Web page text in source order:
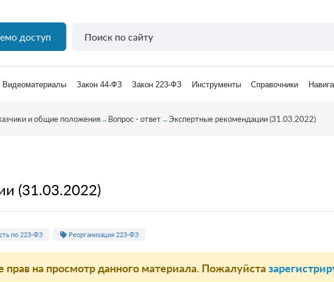
доступ
Видеоматериалы Закон 44-ФЗ Закон 223-ФЗ Инструменты Справочники
и общие положения→Вопрос - ответ→Экспертные рекомендации (31.03.2022)
(31.03.2022)
по 223-ФЗ Реорганизация 223-ФЗ
на просмотр данного материала. Пожалуйста